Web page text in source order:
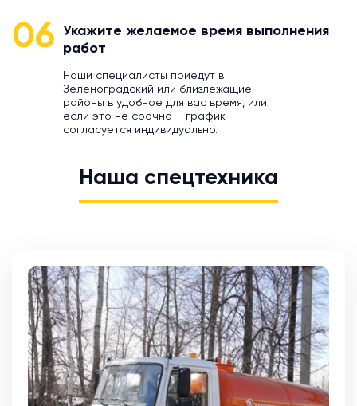
06
Укажите желаемое время выполнения
работ
Наши специалисты приедут в
Зеленоградский или близлежащие
районы в удобное для вас время, или
если это не срочно – график
согласуется индивидуально.
Наша спецтехника